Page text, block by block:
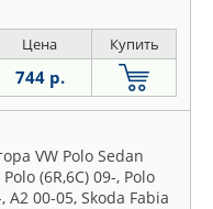
Цена Купить
744 р.
VW Polo Sedan
(6R,6C) 09-, Polo
A2 00-05, Skoda Fabia